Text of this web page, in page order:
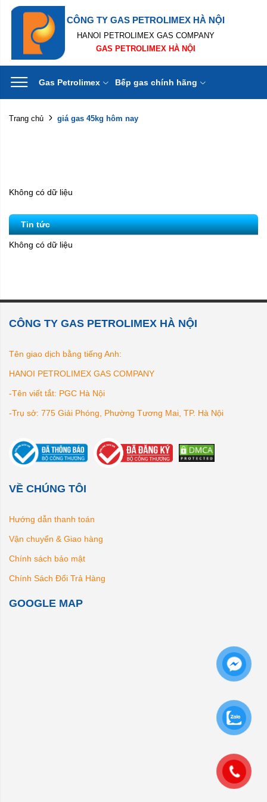
CÔNG TY GAS PETROLIMEX HÀ NỘI
HANOI PETROLIMEX GAS COMPANY
GAS PETROLIMEX HÀ NỘI
Gas Petrolimex Bếp gas chính hãng
Trang chủ giá gas 45kg hôm nay
Không có dữ liệu
Tin tức
Không có dữ liệu
CÔNG TY GAS PETROLIMEX HÀ NỘI
Tên giao dịch bằng tiếng Anh:
HANOI PETROLIMEX GAS COMPANY
-Tên viết tắt: PGC Hà Nội
-Trụ sở: 775 Giải Phóng, Phường Tương Mai, TP. Hà Nội
VỀ CHÚNG TÔI
Hướng dẫn thanh toán
Vận chuyển & Giao hàng
Chính sách bảo mật
Chính Sách Đổi Trả Hàng
GOOGLE MAP